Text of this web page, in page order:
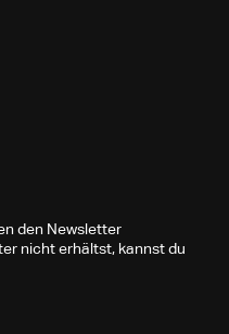
den Newsletter
nicht erhältst, kannst du